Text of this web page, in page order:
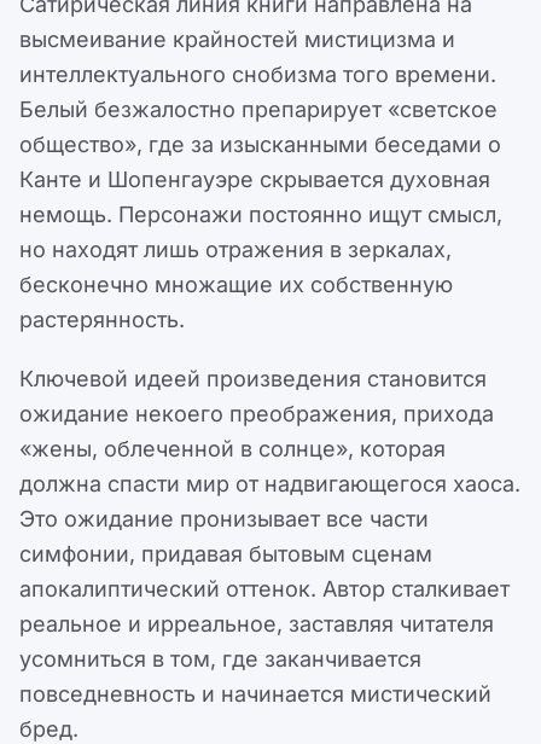
высмеивание крайностей мистицизма и
интеллектуального снобизма того времени.
Белый безжалостно препарирует «светское
общество», где за изысканными беседами о
Канте и Шопенгауэре скрывается духовная
немощь. Персонажи постоянно ищут смысл,
но находят лишь отражения в зеркалах,
бесконечно множащие их собственную
растерянность.
Ключевой идеей произведения становится
ожидание некоего преображения, прихода
«жены, облеченной в солнце», которая
должна спасти мир от надвигающегося хаоса.
Это ожидание пронизывает все части
симфонии, придавая бытовым сценам
апокалиптический оттенок. Автор сталкивает
реальное и ирреальное, заставляя читателя
усомниться в том, где заканчивается
повседневность и начинается мистический
бред.